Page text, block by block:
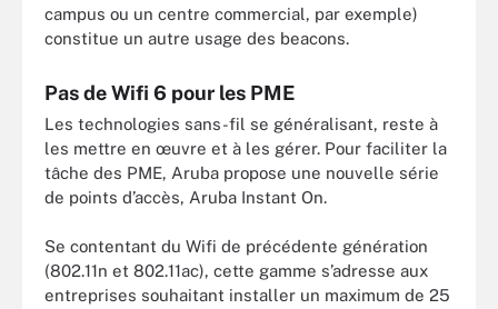
campus ou un centre commercial, par exemple)
constitue un autre usage des beacons.
Pas de Wifi 6 pour les PME
Les technologies sans-fil se généralisant, reste à
les mettre en œuvre et à les gérer. Pour faciliter la
tâche des PME, Aruba propose une nouvelle série
de points d’accès, Aruba Instant On.
Se contentant du Wifi de précédente génération
(802.11n et 802.11ac), cette gamme s’adresse aux
entreprises souhaitant installer un maximum de 25